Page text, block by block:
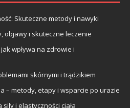
Skuteczne metody i nawyki
objawy i skuteczne leczenie
wpływa na zdrowie i
skórnymi i trądzikiem
– metody, etapy i wsparcie po urazie
i elastyczności ciała